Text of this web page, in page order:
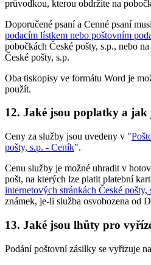
průvodkou, kterou obdržíte na
Doporučené psaní a Cenné psaní
podacím lístkem nebo poštovním
pobočkách České pošty, s.p., nebo
České pošty, s.p.
Oba tiskopisy ve formátu Word je
použít.
12. Jaké jsou poplatky a jak
Ceny za služby jsou uvedeny v "
pošty, s.p. - Ceník".
Cenu služby je možné uhradit v
pošt, na kterých lze platit platební
internetových stránkách České pošty,
známek, je-li služba osvobozena od
13. Jaké jsou lhůty pro
Podání poštovní zásilky se vyřizuje